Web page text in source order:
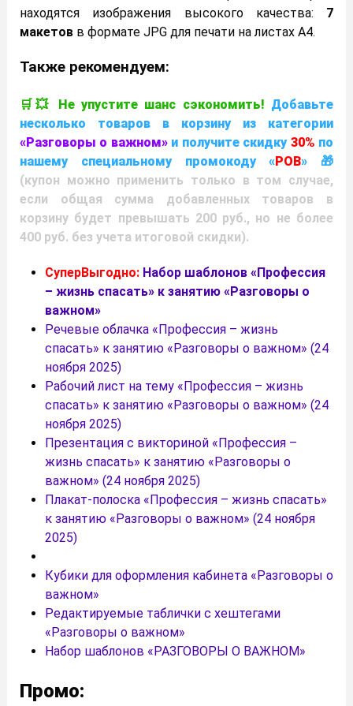
находятся изображения высокого качества: 7
макетов в формате JPG для печати на листах A4.
Также рекомендуем:
🛒💥 Не упустите шанс сэкономить! Добавьте
несколько товаров в корзину из категории
«Разговоры о важном»и получите скидку 30% по
нашему специальному промокоду «РОВ» 🎁
(купон можно применить только в том случае,
если общая сумма добавленных товаров в
корзину будет превышать 200 руб., но не более
400 руб. без учета итоговой скидки).
СуперВыгодно: Набор шаблонов «Профессия
– жизнь спасать» к занятию «Разговоры о
важном»
Речевые облачка «Профессия – жизнь
спасать» к занятию «Разговоры о важном» (24
ноября 2025)
Рабочий лист на тему «Профессия – жизнь
спасать» к занятию «Разговоры о важном» (24
ноября 2025)
Презентация с викториной «Профессия –
жизнь спасать» к занятию «Разговоры о
важном» (24 ноября 2025)
Плакат-полоска «Профессия – жизнь спасать»
к занятию «Разговоры о важном» (24 ноября
2025)
Кубики для оформления кабинета «Разговоры о
важном»
Редактируемые таблички с хештегами
«Разговоры о важном»
Набор шаблонов «РАЗГОВОРЫ О ВАЖНОМ»
Промо: